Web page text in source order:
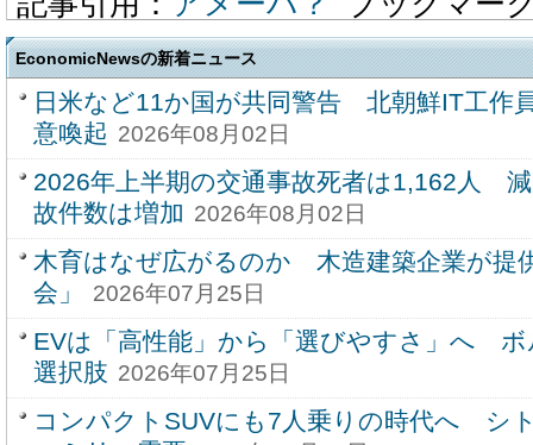
EconomicNewsの新着ニュース
日米など11か国が共同警告 北朝鮮IT工作
意喚起 2026年08月02日
2026年上半期の交通事故死者は1,162人
故件数は増加 2026年08月02日
木育はなぜ広がるのか 木造建築企業が提
会」
2026年07月25日
EVは「高性能」から「選びやすさ」へ
選択肢 2026年07月25日
コンパクトSUVにも7人乗りの時代へ シ